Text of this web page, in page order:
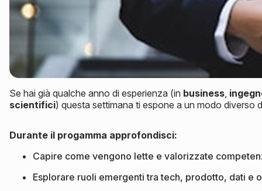
Se hai già qualche anno di esperienza (in business
scientifici) questa settimana ti espone a un modo diverso
Durante il progamma approfondisci:
Capire come vengono lette e valorizzate
Esplorare ruoli emergenti tra tech, prodotto, dati e